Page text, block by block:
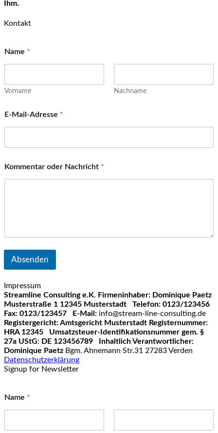
Ihm.
Kontakt
Name *
Vorname Nachname
E-Mail-Adresse *
Kommentar oder Nachricht *
Absenden
Impressum
Streamline Consulting e.K. Firmeninhaber: Dominique Paetz
Musterstraße 1 12345 Musterstadt
Telefon: 0123/123456
Fax: 0123/123457
E-Mail: info@stream-line-consulting.de
Registergericht: Amtsgericht Musterstadt Registernummer:
HRA 12345
Umsatzsteuer-Identifikationsnummer gem. §
27a UStG: DE 123456789
Inhaltlich Verantwortlicher:
Dominique Paetz Bgm. Ahnemann Str.31 27283 Verden
Datenschutzerklärung
Signup for Newsletter
Name *